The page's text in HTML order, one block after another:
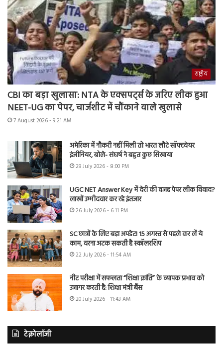
राष्ट्रीय
CBI का बड़ा खुलासा: NTA के एक्सपर्ट्स के जरिए लीक हुआ
NEET-UG का पेपर, चार्जशीट में चौंकाने वाले खुलासे
7 August 2026 - 9:21 AM
अमेरिका में नौकरी नहीं मिली तो भारत लौटे सॉफ्टवेयर
इंजीनियर, बोले- संघर्ष ने बहुत कुछ सिखाया
29 July 2026 - 8:00 PM
UGC NET Answer Key में देरी की वजह पेपर लीक विवाद?
लाखों उम्मीदवार कर रहे इंतजार
26 July 2026 - 6:11 PM
SC छात्रों के लिए बड़ा अपडेट! 15 अगस्त से पहले कर लें ये
काम, वरना अटक सकती है स्कॉलरशिप
22 July 2026 - 11:54 AM
नीट परीक्षा में सफलता “शिक्षा क्रांति” के व्यापक प्रभाव को
उजागर करती है: शिक्षा मंत्री बैंस
20 July 2026 - 11:43 AM
टेक्नोलॉजी